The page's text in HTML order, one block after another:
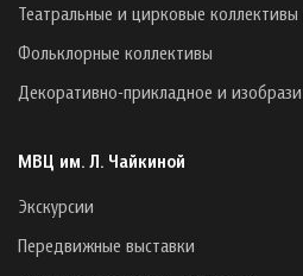
Театральные и цирковые коллективы
Фольклорные коллективы
Декоративно-прикладное и
МВЦ им. Л. Чайкиной
Экскурсии
Передвижные выставки